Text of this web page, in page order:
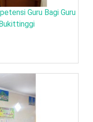
Guru Bagi Guru